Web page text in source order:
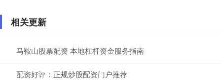
相关更新
马鞍山股票配资 本地杠杆资金服务指南
配资好评：正规炒股配资门户推荐